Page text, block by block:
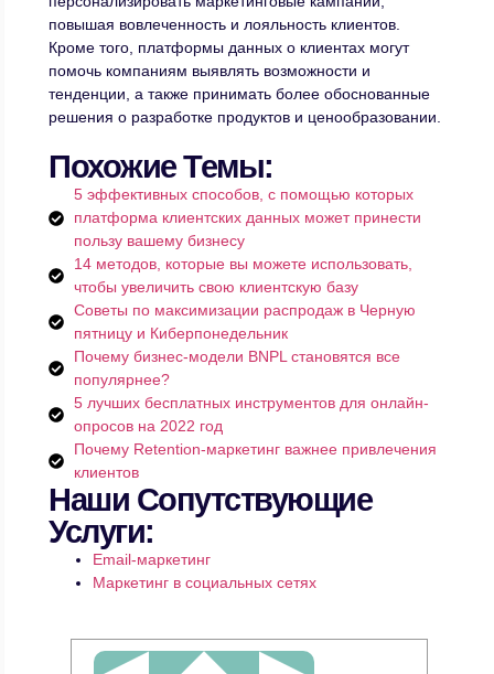
повышая вовлеченность и лояльность клиентов.
Кроме того, платформы данных о клиентах могут
помочь компаниям выявлять возможности и
тенденции, а также принимать более обоснованные
решения о разработке продуктов и ценообразовании.
Похожие Темы:
5 эффективных способов, с помощью которых
платформа клиентских данных может принести
пользу вашему бизнесу
14 методов, которые вы можете использовать,
чтобы увеличить свою клиентскую базу
Советы по максимизации распродаж в Черную
пятницу и Киберпонедельник
Почему бизнес-модели BNPL становятся все
популярнее?
5 лучших бесплатных инструментов для онлайн-
опросов на 2022 год
Почему Retention-маркетинг важнее привлечения
клиентов
Наши Сопутствующие
Услуги:
Email-маркетинг
Маркетинг в социальных сетях